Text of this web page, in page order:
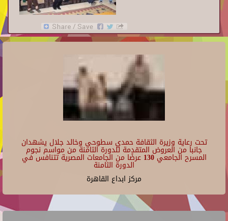
تحت رعاية وزيرة الثقافة حمدي سطوحي وخالد جلال يشهدان
جانبا من العروض المتقدمة للدورة الثامنة من مواسم نجوم
المسرح الجامعي 130 عرضًا من الجامعات المصرية تتنافس في
الدورة الثامنة
مركز ابداع القاهرة